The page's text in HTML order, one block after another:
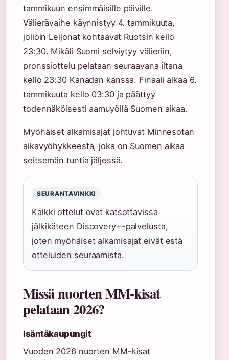
tammikuun ensimmäisille päiville.
Välierävaihe käynnistyy 4. tammikuuta,
jolloin Leijonat kohtaavat Ruotsin kello
23:30. Mikäli Suomi selviytyy välieriin,
pronssiottelu pelataan seuraavana iltana
kello 23:30 Kanadan kanssa. Finaali alkaa 6.
tammikuuta kello 03:30 ja päättyy
todennäköisesti aamuyöllä Suomen aikaa.
Myöhäiset alkamisajat johtuvat Minnesotan
aikavyöhykkeestä, joka on Suomen aikaa
seitsemän tuntia jäljessä.
SEURANTAVINKKI
Kaikki ottelut ovat katsottavissa
jälkikäteen Discovery+-palvelusta,
joten myöhäiset alkamisajat eivät estä
otteluiden seuraamista.
Missä nuorten MM-kisat
pelataan 2026?
Isäntäkaupungit
Vuoden 2026 nuorten MM-kisat